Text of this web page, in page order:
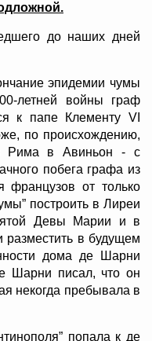
до наших дней
эпидемии чумы
летней войны граф
к папе Клементу VI
по происхождению,
Рима в Авиньон - с
побега графа из
французов от только
построить в Лиреи
Девы Марии и в
разместить в будущем
дома де Шарни
Шарни писал, что он
некогда пребывала в
попала к де